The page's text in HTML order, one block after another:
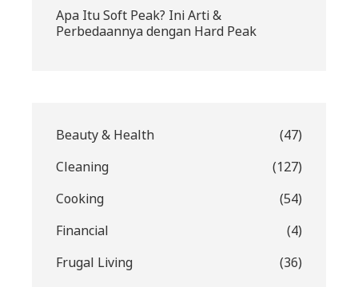
Apa Itu Soft Peak? Ini Arti &
Perbedaannya dengan Hard Peak
Beauty & Health
(47)
Cleaning
(127)
Cooking
(54)
Financial
(4)
Frugal Living
(36)